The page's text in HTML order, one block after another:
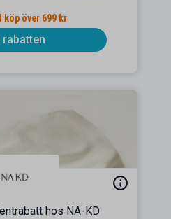
köp över 699 kr
rabatten
hos NA-KD